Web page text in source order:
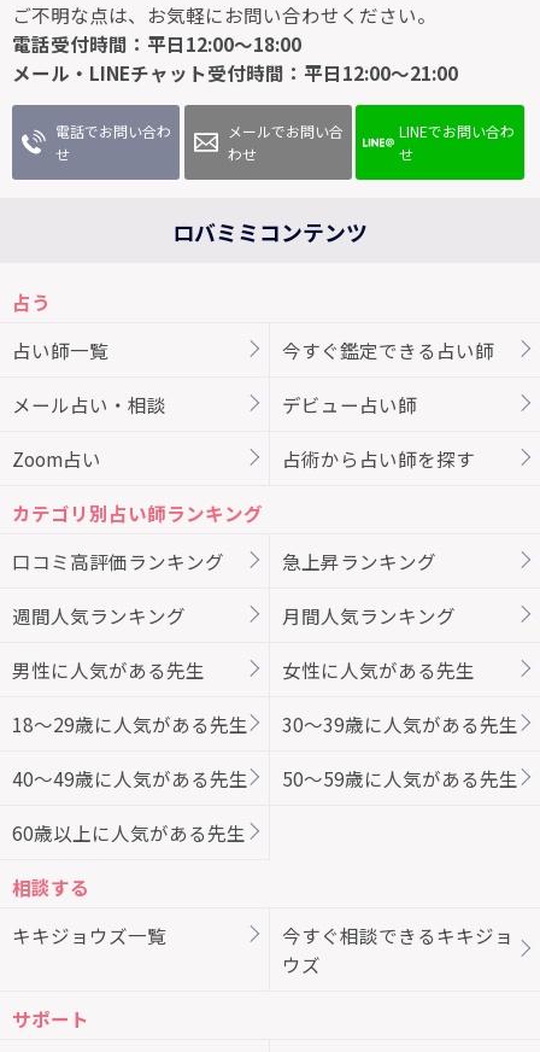
ご不明な点は、お気軽にお問い合わせください。
電話受付時間：平日12:00～18:00
メール・LINEチャット受付時間：平日12:00～21:00
電話でお問い合わ
せ
メールでお問い合
わせ
LINEでお問い合わ
せ
ロバミミコンテンツ
占う
占い師一覧
今すぐ鑑定できる占い師
メール占い・相談 デビュー占い師
Zoom占い 占術から占い師を探す
カテゴリ別占い師ランキング
口コミ高評価ランキング
急上昇ランキング
週間人気ランキング 月間人気ランキング
男性に人気がある先生 女性に人気がある先生
18～29歳に人気がある先生 30～39歳に人気がある先生
40～49歳に人気がある先生 50～59歳に人気がある先生
60歳以上に人気がある先生
相談する
キキジョウズ一覧
今すぐ相談できるキキジョ
ウズ
サポート